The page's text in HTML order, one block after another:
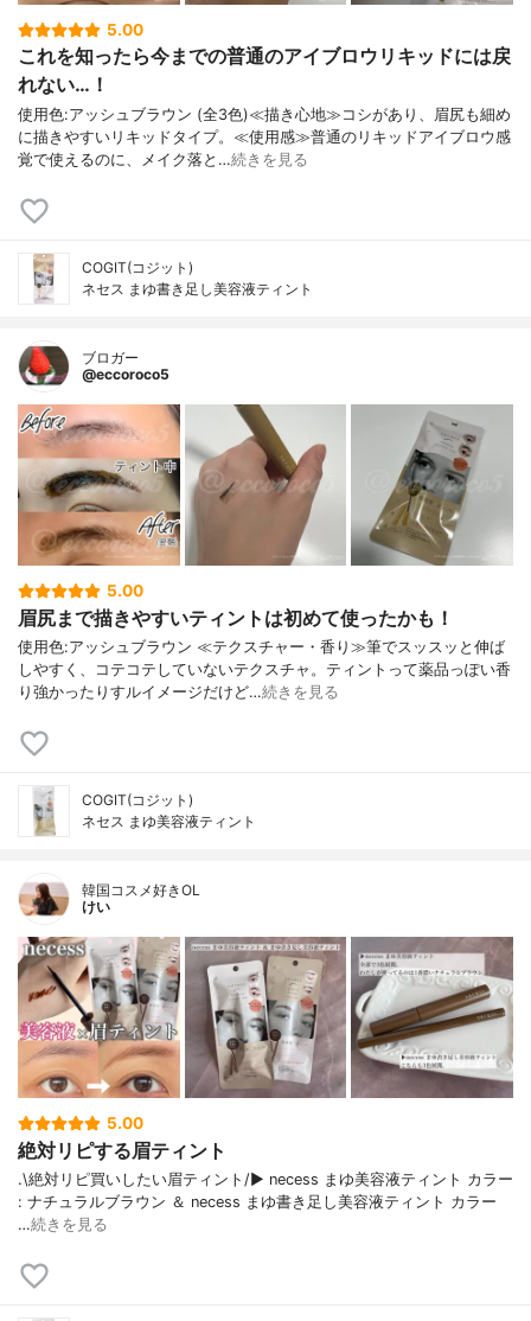
5.00
これを知ったら今までの普通のアイブロウリキッドには戻
れない…！
使用色:アッシュブラウン (全3色)≪描き心地≫コシがあり、眉尻も細め
に描きやすいリキッドタイプ。≪使用感≫普通のリキッドアイブロウ感
覚で使えるのに、メイク落と…続きを見る
COGIT(コジット)
ネセス まゆ書き足し美容液ティント
ブロガー
@eccoroco5
5.00
眉尻まで描きやすいティントは初めて使ったかも！
使用色:アッシュブラウン ≪テクスチャー・香り≫筆でスッスッと伸ば
しやすく、コテコテしていないテクスチャ。ティントって薬品っぽい香
り強かったりすルイメージだけど…続きを見る
COGIT(コジット)
ネセス まゆ美容液ティント
韓国コスメ好きOL
けい
5.00
絶対リピする眉ティント
.\絶対リピ買いしたい眉ティント/▶︎ necess まゆ美容液ティント カラー
: ナチュラルブラウン ＆ necess まゆ書き足し美容液ティント カラー
…続きを見る